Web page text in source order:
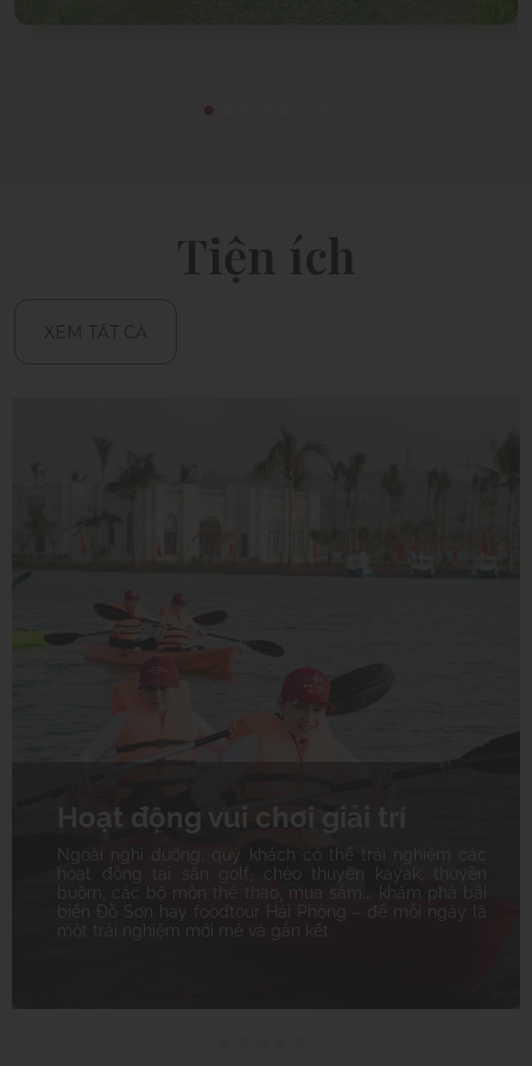
Tiện ích
XEM TẤT CẢ
Hoạt động vui chơi giải trí
Ngoài nghỉ dưỡng, quý khách có thể trải nghiệm các
hoạt động tại sân golf, chèo thuyền kayak, thuyền
buồm, các bộ môn thể thao, mua sắm... khám phá bãi
biển Đồ Sơn hay foodtour Hải Phòng – để mỗi ngày là
một trải nghiệm mới mẻ và gắn kết.